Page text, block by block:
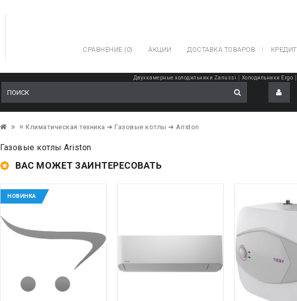
СРАВНЕНИЕ (0) АКЦИИ ДОСТАВКА ТОВАРОВ КРЕДИТ
Двухкамерные холодильники Zanussi Холодильники Ergo
≡ Климатическая техника ➔ Газовые котлы ➔ Ariston
Газовые котлы Ariston
ВАС МОЖЕТ ЗАИНТЕРЕСОВАТЬ
НОВИНКА